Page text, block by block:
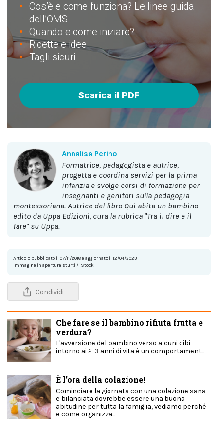
Cos’è e come funziona? Le linee guida
dell’OMS
Quando e come iniziare?
Ricette e idee
Tagli sicuri
Scarica il PDF
Annalisa Perino
formatrice, pedagogista e autrice,
progetta e coordina servizi per la prima
infanzia e svolge corsi di formazione per
insegnanti e genitori sulla pedagogia
montessoriana. Autrice del libro Qui abita un bambino
edito da Uppa Edizioni, cura la rubrica "Tra il dire e il
fare" su Uppa.
Articolo pubblicato il 07/11/2018 e aggiornato il 12/04/2023
Immagine in apertura sturti / iStock
Condividi
Che fare se il bambino rifiuta frutta e
verdura?
L'avversione del bambino verso alcuni cibi
intorno ai 2-3 anni di vita è un comportament...
È l’ora della colazione!
Cominciare la giornata con una colazione sana
e bilanciata dovrebbe essere una buona
abitudine per tutta la famiglia, vediamo perché
e come organizza...